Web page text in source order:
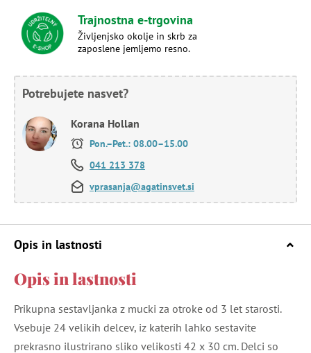
Trajnostna e-trgovina
Življenjsko okolje in skrb za
zaposlene jemljemo resno.
Potrebujete nasvet?
Korana Hollan
Pon.–Pet.: 08.00–15.00
041 213 378
vprasanja@agatinsvet.si
Opis in lastnosti
Opis in lastnosti
Prikupna sestavljanka z mucki za otroke od 3 let starosti.
Vsebuje 24 velikih delcev, iz katerih lahko sestavite
prekrasno ilustrirano sliko velikosti 42 x 30 cm. Delci so